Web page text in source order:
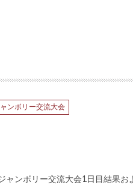
ンボリー交流大会
ャンボリー交流大会1日目結果お